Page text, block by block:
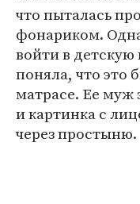
что пыталась
фонариком.
войти в
поняла, что это
матрасе. Ее муж
и картинка с
через простыню.